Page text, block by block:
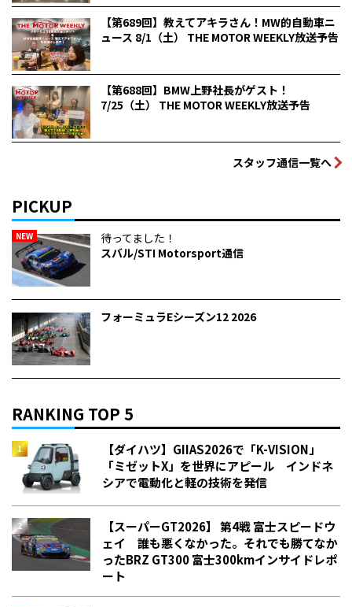
【第689回】教えてアキラさん！MW的自動車ニ
ュース 8/1（土） THE MOTOR WEEKLY放送予告
【第688回】BMW上野社長がゲスト！
7/25（土） THE MOTOR WEEKLY放送予告
スタッフ通信一覧へ
PICKUP
NEW
待ってました！
スバル/STI Motorsport通信
フォーミュラEシーズン12 2026
RANKING TOP 5
【ダイハツ】GIIAS2026で「K-VISION」
「ミゼットX」を世界にアピール インドネ
シアで電動化と軽の技術を発信
【スーパーGT2026】 第4戦 富士スピードウ
ェイ 誰も悪くなかった。それでも勝てなか
った――BRZ GT300 富士300kmインサイドレポ
ート